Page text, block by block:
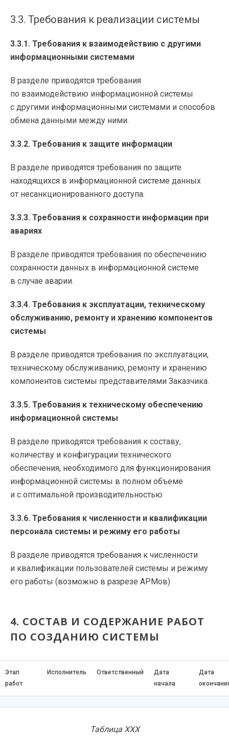
3.3. Требования к реализации системы
3.3.1. Требования к взаимодействию с другими
информационными системами
В разделе приводятся требования
по взаимодействию информационной системы
с другими информационными системами и способов
обмена данными между ними.
3.3.2. Требования к защите информации
В разделе приводятся требования по защите
находящихся в информационной системе данных
от несанкционированного доступа.
3.3.3. Требования к сохранности информации при
авариях
В разделе приводятся требования по обеспечению
сохранности данных в информационной системе
в случае аварии.
3.3.4. Требования к эксплуатации, техническому
обслуживанию, ремонту и хранению компонентов
системы
В разделе приводятся требования по эксплуатации,
техническому обслуживанию, ремонту и хранению
компонентов системы представителями Заказчика.
3.3.5. Требования к техническому обеспечению
информационной системы
В разделе приводятся требования к составу,
количеству и конфигурации технического
обеспечения, необходимого для функционирования
информационной системы в полном объеме
и с оптимальной производительностью
3.3.6. Требования к численности и квалификации
персонала системы и режиму его работы
В разделе приводятся требования к численности
и квалификации пользователей системы и режиму
его работы (возможно в разрезе АРМов)
4. СОСТАВ И СОДЕРЖАНИЕ РАБОТ
ПО СОЗДАНИЮ СИСТЕМЫ
Этап
работ
Исполнитель Ответственный
Дата
начала
Дата
Таблица ХХХ